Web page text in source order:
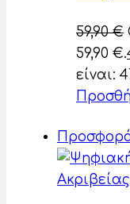
59,90€
59,90 €.
είναι: